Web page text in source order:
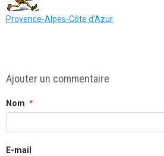
Provence-Alpes-Côte d'Azur
Ajouter un commentaire
Nom
E-mail